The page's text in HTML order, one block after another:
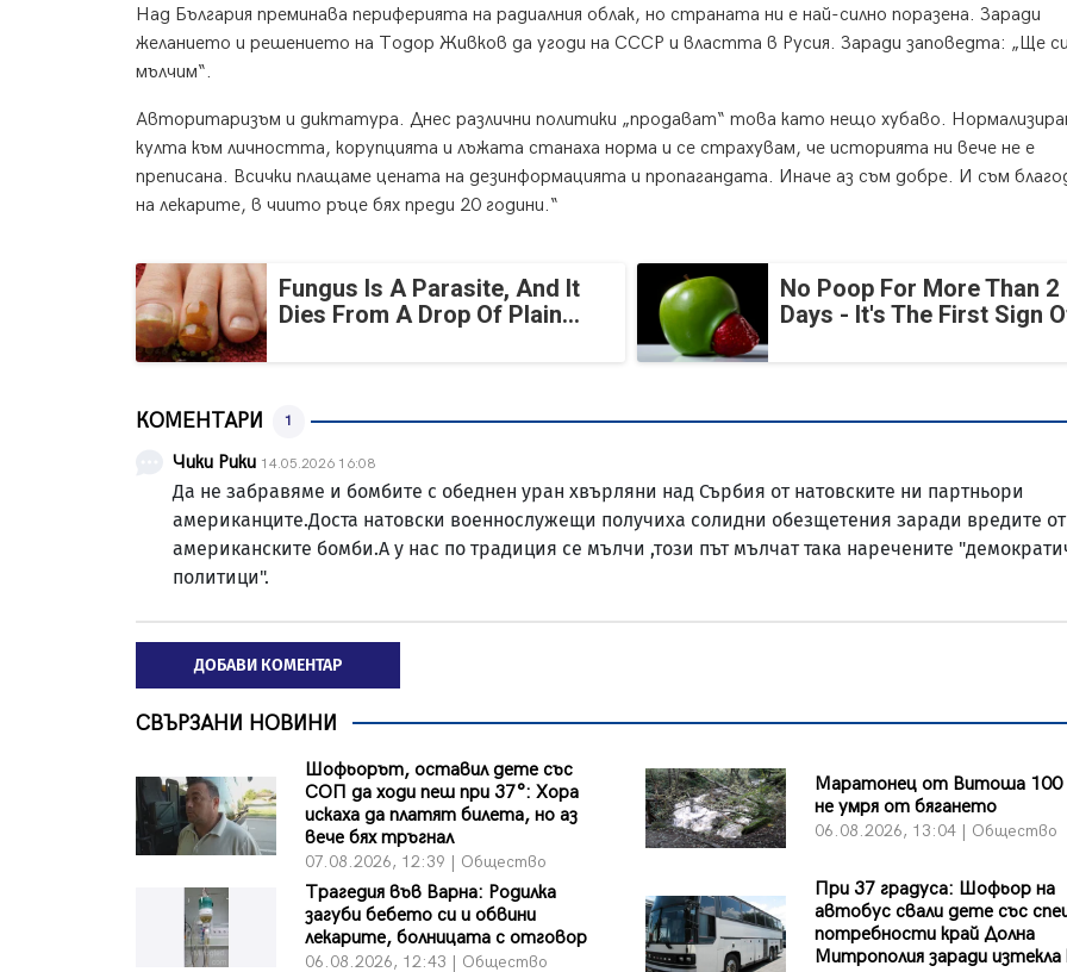
Над България преминава периферията на радиалния облак, но страната ни е най-силно поразена. Заради
желанието и решението на Тодор Живков да угоди на СССР и властта в Русия. Заради заповедта: „Ще си
мълчим“.
Авторитаризъм и диктатура. Днес различни политики „продават“ това като нещо хубаво.
култа към личността, корупцията и лъжата станаха норма и се страхувам, че историята ни вече не е
преписана. Всички плащаме цената на дезинформацията и пропагандата. Иначе аз съм добре. И съм
на лекарите, в чиито ръце бях преди 20 години.“
Fungus Is A Parasite, And It
Dies From A Drop Of Plain...
No Poop For More Than 2
Days - It's The First Sign
КОМЕНТАРИ 1
Чики Рики 14.05.2026 16:08
Да не забравяме и бомбите с обеднен уран хвърляни над Сърбия от натовските ни партньори
американците.Доста натовски военнослужещи получиха солидни обезщетения заради вредите от
американските бомби.А у нас по традиция се мълчи ,този път мълчат така наречените
политици".
ДОБАВИ КОМЕНТАР
СВЪРЗАНИ НОВИНИ
Шофьорът, оставил дете със
СОП да ходи пеш при 37°: Хора
искаха да платят билета, но аз
вече бях тръгнал
07.08.2026, 12:39 | Общество
Маратонец от Витоша 100
не умря от бягането
06.08.2026, 13:04 | Общество
Трагедия във Варна: Родилка
загуби бебето си и обвини
лекарите, болницата с отговор
06.08.2026, 12:43 | Общество
При 37 градуса: Шофьор на
автобус свали дете със
потребности край Долна
Митрополия заради